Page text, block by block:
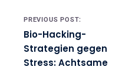
Post navigation
PREVIOUS POST:
Bio-Hacking-
Strategien gegen
Stress: Achtsame